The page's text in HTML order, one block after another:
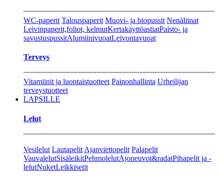
WC-paperit Talouspaperit Muovi- ja biopussit Nenäliinat
Leivinpaperit,foliot, kelmutKertakäyttöastiatPaisto- ja
savustuspussitAlumiinivuoatLeivontavuoat
Terveys
Vitamiinit ja luontaistuotteet Painonhallinta Urheilijan
terveystuotteet
LAPSILLE
Lelut
Vesilelut Lautapelit Ajanviettopelit Palapelit
VauvalelutSisäleikitPehmolelutAjoneuvot&radatPihapelit ja -
lelutNuketLeikkisetit